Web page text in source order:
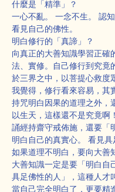
什麼是「精準」？
一心不亂。 一念不生。 認
看見自己的佛性。
明白修行的「真諦」？
向真正的大善知識學習正確
法、實修。自己修行到究竟
於三界之中，以菩提心救度
我覺得，修行看來容易，其
持咒明白因果的道理之外，
以生天，這樣還不是究竟啊
誦經持齋守戒佈施，還要「
明白自己的真實心。 看見具
如果道理不明白，要向大善
大善知識一定是要「明白自
具足佛性的人」，這種人才
當自己完全明白了，更要精